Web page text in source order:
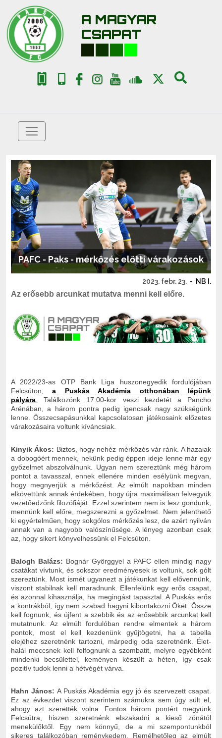
A MAGYAR
CSAPAT
PAFC - Paks - mérkőzés előtti várakozások
2023. febr. 23. - NB I.
Az erősebb arcunkat mutatva menni kell előre.
A 2022/23-as OTP Bank Liga huszonegyedik fordulójában
Felcsúton,a Puskás Akadémia otthonában lépünk
pályára
Találkozónk 17:00-kor veszi kezdetét a Pancho
Arénában, a három pontra pedig igencsak nagy szükségünk
lenne. Összecsapásunkkal kapcsolatosan játékosaink előzetes
várakozásaira voltunk kíváncsiak.
Kinyik Ákos: Biztos, hogy nehéz mérkőzés vár ránk. A hazaiak
a dobogóért mennek, nekünk pedig éppen ideje lenne már egy
győzelmet abszolválnunk. Ugyan nem szereztünk még három
pontot a tavasszal, ennek ellenére minden esélyünk megvan,
hogy megnyerjük a mérkőzést. Az elmúlt napokban minden
elkövettünk annak érdekében, hogy újra maximálisan felvegyük
vezetőedzőnk filozófiáját. Ezzel szerintem nem is lesz gondunk,
mennünk kell előre, megszerezni a győzelmet. Nem jelenthető
ki egyértelműen, hogy sokgólos mérkőzés lesz, de azért nyilván
annak van a nagyobb valószínűsége. A lényeg azonban csak
az, hogy sikert könyvelhessünk el Felcsúton.
Balogh Balázs: Bognár Györggyel a PAFC ellen mindig nagy
csatákat vívtunk, és sokszor eredményesek is voltunk, sok gólt
szereztünk. Most ismét ugyanezt a játékunkat kell elővennünk,
viszont stabilnak kell maradnunk. Ellenfelünk egy erős csapat,
és azonnal kihasználja, ha megingást tapasztal. A Puskás erős
a kontrákból, így nem szabad hagyni kibontakozni Őket. Össze
kell fognunk, és újfent a szebbik és az erősebbik arcunkat kell
mutatnunk. Az elmúlt fordulóban rendre elmentek a három
pontok, most el kell kezdenünk gyűjtögetni, ha a tabella
elejéhez szeretnénk tartozni, márpedig oda szeretnénk. Élet-
halál meccsnek kell felfognunk a szombatit, melyre egyébként
mindenki becsülettel, keményen készült a héten, így csak
pozitív tudok lenni a hétvégét várva.
Hahn János: A Puskás Akadémia egy jó és szervezett csapat.
Ez az évkezdet viszont szerintem számukra sem úgy sült el,
ahogy azt szerették volna. Fontos három pontért megyünk
Felcsútra, hiszen szeretnénk elszakadni a kieső zónától
menekülőktől. Egy nem könnyű, de a mi szempontunkból
sikeres találkozóban reménykedem. Remélhetőleg az elmúlt